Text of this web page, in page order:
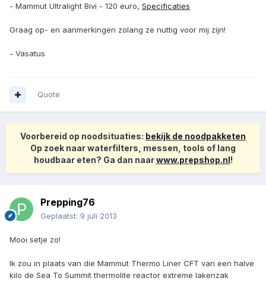
- Mammut Ultralight Bivi - 120 euro, Specificaties
Graag op- en aanmerkingen zolang ze nuttig voor mij zijn!
- Vasatus
Quote
Voorbereid op noodsituaties: bekijk de noodpakketen
Op zoek naar waterfilters, messen, tools of lang
houdbaar eten? Ga dan naarwww.prepshop.nl!
Prepping76
Geplaatst: 9 juli 2013
Mooi setje zo!
Ik zou in plaats van die Mammut Thermo Liner CFT van een halve
kilo de Sea To Summit thermolite reactor extreme lakenzak